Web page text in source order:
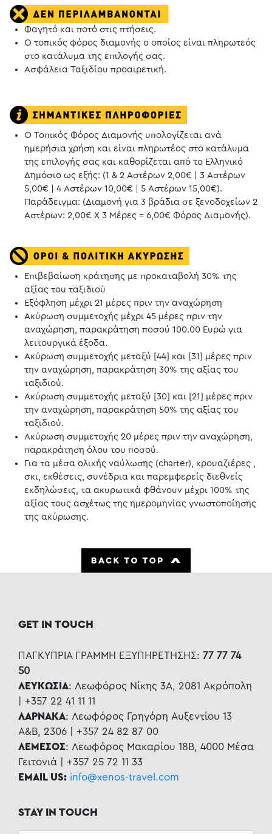
Φαγητό και ποτό στις πτήσεις.
Ο τοπικός φόρος διαμονής ο οποίος είναι πληρωτεός
στο κατάλυμα της επιλογής σας.
Ασφάλεια Ταξιδίου προαιρετική.
Ο Τοπικός Φόρος Διαμονής υπολογίζεται ανά
ημερήσια χρήση και είναι πληρωτέος στο κατάλυμα
της επιλογής σας και καθορίζεται από το Ελληνικό
Δημόσιο ως εξής: (1 & 2 Αστέρων 2,00€ | 3 Αστέρων
5,00€ | 4 Αστέρων 10,00€ | 5 Αστέρων 15,00€).
Παράδειγμα: (Διαμονή για 3 βράδια σε ξενοδοχείων 2
Αστέρων: 2,00€ Χ 3 Μέρες = 6,00€ Φόρος Διαμονής).
Επιβεβαίωση κράτησης με προκαταβολή 30% της
αξίας του ταξιδιού
Εξόφληση μέχρι 21 μέρες πριν την αναχώρηση
Ακύρωση συμμετοχής μέχρι 45 μέρες πριν την
αναχώρηση, παρακράτηση ποσού 100.00 Ευρώ για
λειτουργικά έξοδα.
Ακύρωση συμμετοχής μεταξύ [44] και [31] μέρες πριν
την αναχώρηση, παρακράτηση 30% της αξίας του
ταξιδιού.
Ακύρωση συμμετοχής μεταξύ [30] και [21] μέρες πριν
την αναχώρηση, παρακράτηση 50% της αξίας του
ταξιδιού.
Ακύρωση συμμετοχής 20 μέρες πριν την αναχώρηση,
παρακράτηση όλου του ποσού.
Για τα μέσα ολικής ναύλωσης (charter), κρουαζιέρες ,
σκι, εκθέσεις, συνέδρια και παρεμφερείς διεθνείς
εκδηλώσεις, τα ακυρωτικά φθάνουν μέχρι 100% της
αξίας τους ασχέτως της ημερομηνίας γνωστοποίησης
της ακύρωσης.
GET IN TOUCH
ΠΑΓΚΥΠΡΙΑ ΓΡΑΜΜΗ ΕΞΥΠΗΡΕΤΗΣΗΣ: 77 77 74
50
ΛΕΥΚΩΣΙΑ: Λεωφόρος Νίκης 3Α, 2081 Ακρόπολη
| +357 22 41 11 11
ΛΑΡΝΑΚΑ: Λεωφόρος Γρηγόρη Αυξεντίου 13
Α&Β, 2306 | +357 24 82 87 00
ΛΕΜΕΣΟΣ: Λεωφόρος Μακαρίου 18Β, 4000 Μέσα
Γειτονιά | +357 25 72 11 33
EMAIL US: info@xenos-travel.com
STAY IN TOUCH